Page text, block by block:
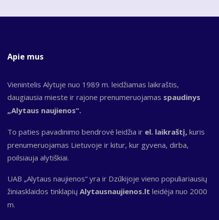
Apie mus
Vienintelis Alytuje nuo 1989 m. leidžiamas laikraštis,
daugiausia mieste ir rajone prenumeruojamas spaudinys
„Alytaus naujienos“.
To paties pavadinimo bendrovė leidžia ir el. laikraštį, kuris
prenumeruojamas Lietuvoje ir kitur, kur gyvena, dirba,
poilsiauja alytiškiai.
UAB „Alytaus naujienos“ yra ir Dzūkijoje vieno populiariausių
žiniasklaidos tinklapių Alytausnaujienos.lt leidėja nuo 2000
m.